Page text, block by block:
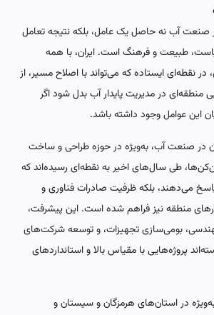
صنعت آب نه حاصل یک عامل، بلکه نتیجه تعامل
طبیعت و فرهنگ است. ایران، با همه
نقطه‌ای ایستاده که می‌تواند با اصلاح مسیر، از
منطقه‌ای در مدیریت پایدار آب بدل شود اگر
این عوامل وجود داشته باشد.
در صنعت آب، به‌ویژه در حوزه طراحی و ساخت
طی سال‌های اخیر به نقطه‌ای رسیده‌اند که
پاسخ می‌دهند، بلکه ظرفیت صادرات فناوری و
منطقه نیز فراهم شده است. این پیشرفت،
بومی‌سازی تجهیزات، و توسعه شرکت‌های
پروژه‌هایی با مقیاس بالا و استانداردهای
در استان‌های هرمزگان و سیستان و